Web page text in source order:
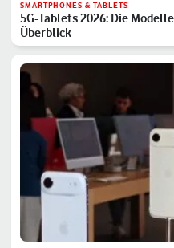
SMARTPHONES & TABLETS
5G-Tablets 2026: Die
Überblick